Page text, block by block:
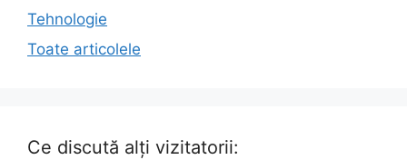
Tehnologie
Toate articolele
Ce discută alți vizitatorii: